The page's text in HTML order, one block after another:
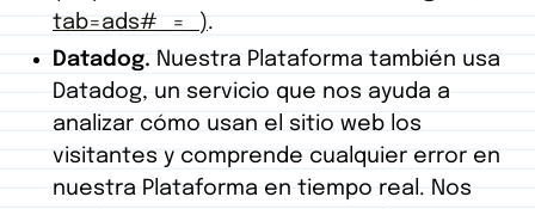
tab=ads#_=_).
Datadog. Nuestra Plataforma también usa
Datadog, un servicio que nos ayuda a
analizar cómo usan el sitio web los
visitantes y comprende cualquier error en
nuestra Plataforma en tiempo real. Nos